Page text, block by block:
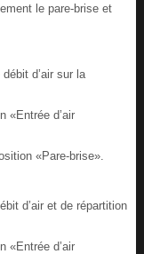
le pare-brise et
d’air sur la
«Entrée d’air
«Pare-brise».
d’air et de répartition
«Entrée d’air